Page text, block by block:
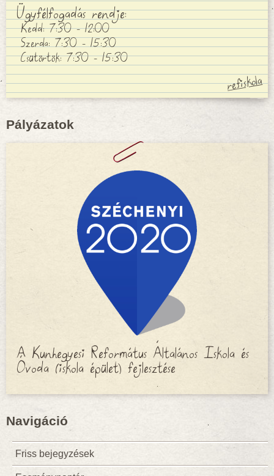
Ügyfélfogadás rendje:
Kedd: 7:30 - 12:00
Szerda: 7:30 - 15:30
Csütörtök: 7:30 - 15:30
Pályázatok
A Kunhegyesi Református Általános Iskola és
Óvoda (iskola épület) fejlesztése
Navigáció
Friss bejegyzések